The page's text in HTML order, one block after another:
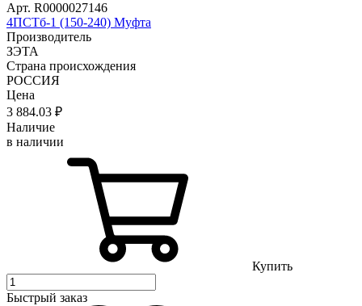
Арт. R0000027146
4ПСТб-1 (150-240) Муфта
Производитель
ЗЭТА
Страна происхождения
РОССИЯ
Цена
3 884.03 ₽
Наличие
в наличии
Купить
Быстрый заказ